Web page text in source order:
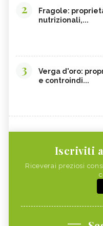
2
Fragole:
nutrizionali,...
3
Verga d'oro:
e controindi...
Iscriviti
Riceverai preziosi